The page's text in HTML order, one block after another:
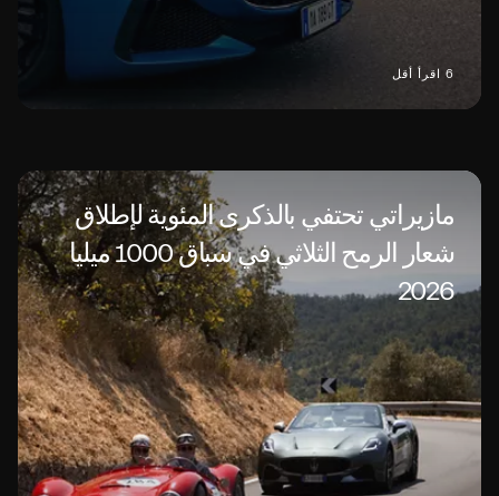
6 اقرأ أقل
مازيراتي تحتفي بالذكرى المئوية لإطلاق
شعار الرمح الثلاثي في سباق 1000 ميليا
2026